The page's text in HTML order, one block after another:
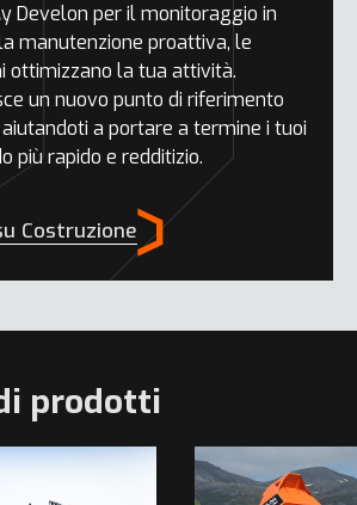
Develon per il monitoraggio in
manutenzione proattiva, le
ottimizzano la tua attività.
un nuovo punto di riferimento
a portare a termine i tuoi
più rapido e redditizio.
Costruzione
prodotti